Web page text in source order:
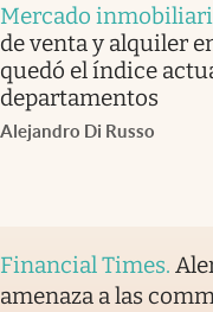
Mercado
de venta y alquiler
quedó el índice
departamentos
Alejandro Di Russo
Financial Times.
amenaza a las